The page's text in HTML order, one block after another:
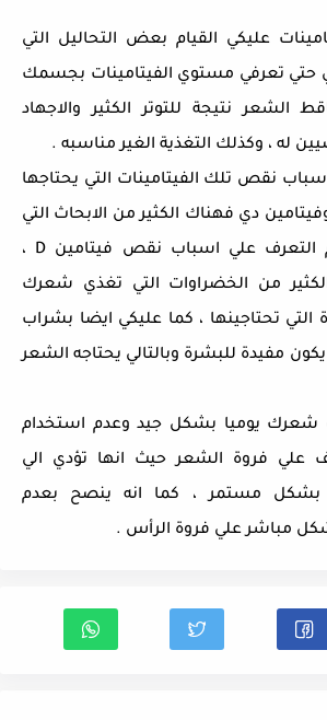
عليكي القيام بعض التحاليل التي
حتي تعرفي مستوي الفيتامينات بجسمك
الشعر نتيجة للتوتر الكثير والاجهاد
له ، وكذلك التغذية الغير مناسبه .
نقص تلك الفيتامينات التي يحتاجها
دي فهناك الكثير من الابحاث التي
تم اجرائها حتي يتم التعرف علي اسباب نقص فيتامين D ،
من الخضراوات التي تغذي شعرك
التي تحتاجينها ، كما عليكي ايضا بشراب
يكون مفيدة للبشرة وبالتالي يحتاجه الشعر
شعرك يوميا بشكل جيد وعدم استخدام
علي فروة الشعر حيث انها تؤدي الي
مستمر ، كما انه ينصح بعدم
مباشر علي فروة الرأس .